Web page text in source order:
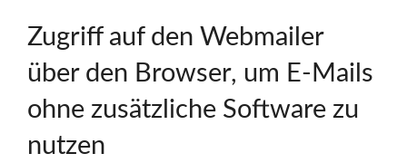
Zugriff auf den Webmailer
über den Browser, um E-Mails
ohne zusätzliche Software zu
nutzen